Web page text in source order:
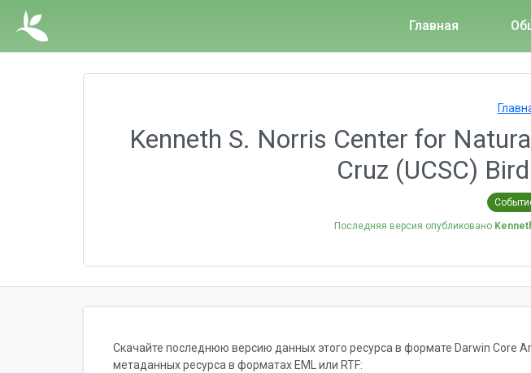
Главная
Kenneth S. Norris Center for
Cruz (UCSC)
Последняя версия опубликовано
Скачайте последнюю версию данных этого ресурса в формате Darwin Core
метаданных ресурса в форматах EML или RTF: